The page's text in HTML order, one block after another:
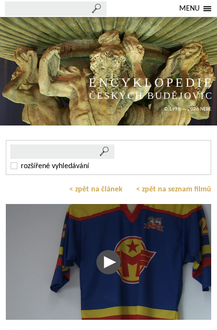
MENU
ENCYKLOPEDIE
ČESKÝCH BUDĚJOVIC
© 1998 — 2026 NEBE
rozšířené vyhledávání
< zpět na článek < zpět na seznam filmů